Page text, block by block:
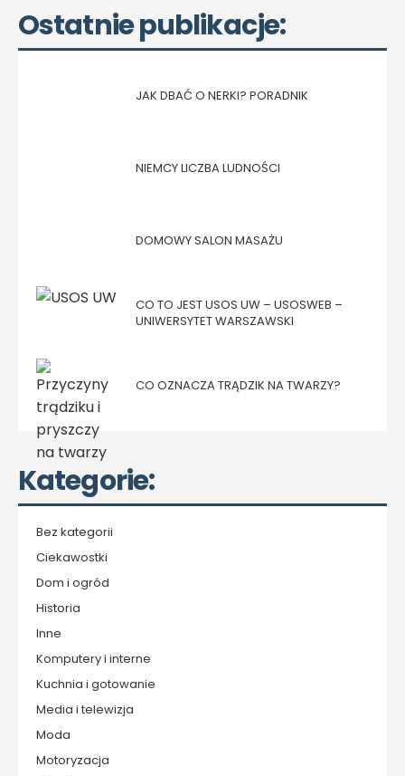
Ostatnie publikacje:
JAK DBAĆ O NERKI? PORADNIK
NIEMCY LICZBA LUDNOŚCI
DOMOWY SALON MASAŻU
CO TO JEST USOS UW – USOSWEB –
UNIWERSYTET WARSZAWSKI
CO OZNACZA TRĄDZIK NA TWARZY?
Kategorie:
Bez kategorii
Ciekawostki
Dom i ogród
Historia
Inne
Komputery i interne
Kuchnia i gotowanie
Media i telewizja
Moda
Motoryzacja